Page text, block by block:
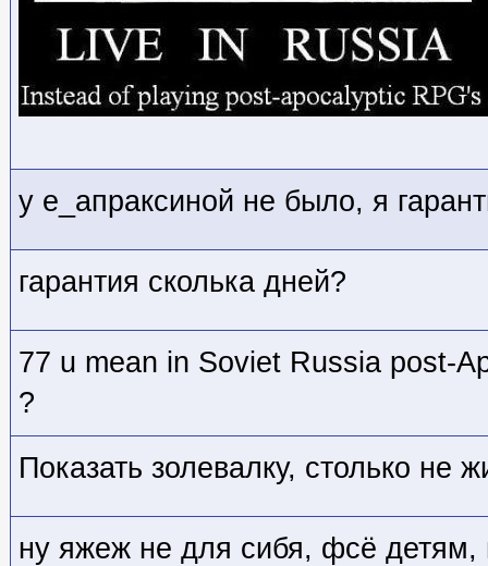
у е_апраксиной не было, я
гарантия сколька дней?
77 u mean in Soviet Russia post-
?
Показать золевалку, столько не
ну яжеж не для сибя, фсё детям,